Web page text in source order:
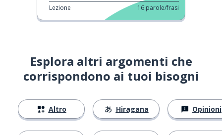
Lezione 16 parole/frasi
Esplora altri argomenti che
corrispondono ai tuoi bisogni
Altro Hiragana Opinioni